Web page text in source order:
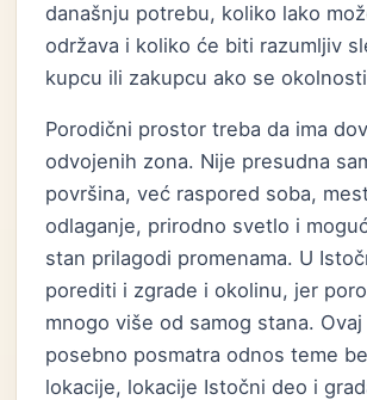
današnju potrebu, koliko lako
održava i koliko će biti razumljiv
kupcu ili zakupcu ako se
Porodični prostor treba da ima
odvojenih zona. Nije presudna
površina, već raspored soba,
odlaganje, prirodno svetlo i
stan prilagodi promenama. U
porediti i zgrade i okolinu, jer
mnogo više od samog stana.
posebno posmatra odnos teme
lokacije, lokacije Istočni deo i